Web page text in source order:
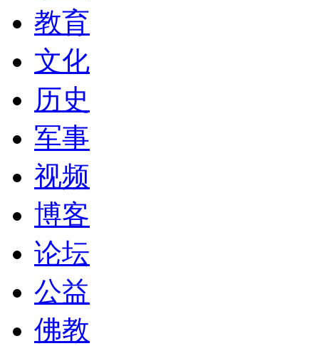
教育
文化
历史
军事
视频
博客
论坛
公益
佛教